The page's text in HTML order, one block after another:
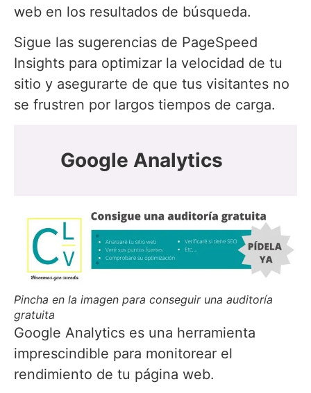
web en los resultados de búsqueda.
Sigue las sugerencias de PageSpeed
Insights para optimizar la velocidad de tu
sitio y asegurarte de que tus visitantes no
se frustren por largos tiempos de carga.
Google Analytics
Pincha en la imagen para conseguir una auditoría
gratuita
Google Analytics es una herramienta
imprescindible para monitorear el
rendimiento de tu página web.